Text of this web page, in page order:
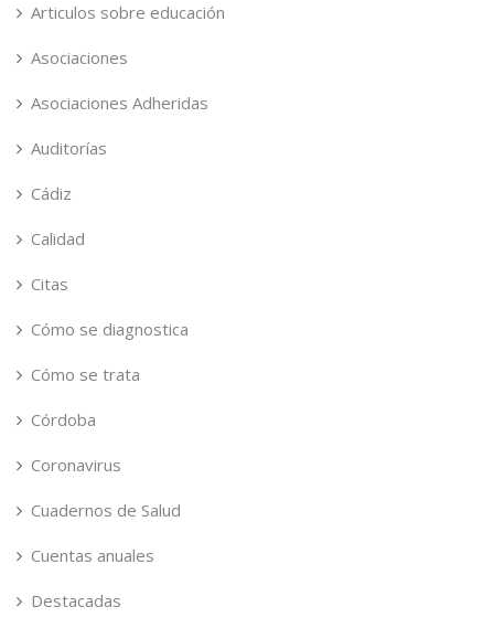
Articulos sobre educación
Asociaciones
Asociaciones Adheridas
Auditorías
Cádiz
Calidad
Citas
Cómo se diagnostica
Cómo se trata
Córdoba
Coronavirus
Cuadernos de Salud
Cuentas anuales
Destacadas